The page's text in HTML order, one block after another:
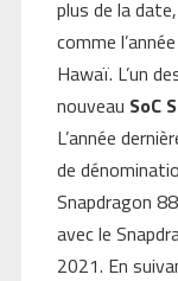
plus de la
comme
Hawaï. L’un
nouveau SoC
L’année
de
Snapdragon
avec le
2021. En